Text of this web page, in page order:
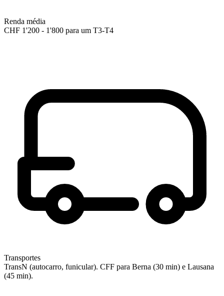
Renda média
CHF 1'200 - 1'800 para um T3-T4
Transportes
TransN (autocarro, funicular). CFF para Berna (30 min) e Lausana
(45 min).